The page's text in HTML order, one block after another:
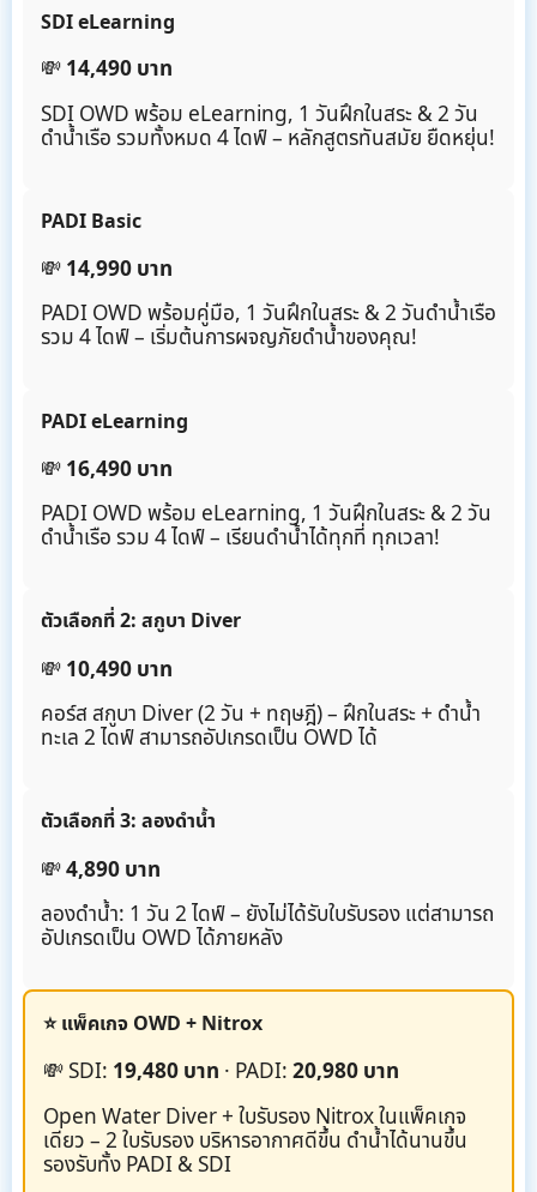
SDI eLearning
💸14,490 บาท
SDI OWD พร้อม eLearning, 1 วันฝึกในสระ & 2 วัน
ดำน้ำเรือ รวมทั้งหมด 4 ไดฟ์ – หลักสูตรทันสมัย ยืดหยุ่น!
PADI Basic
💸14,990 บาท
PADI OWD พร้อมคู่มือ, 1 วันฝึกในสระ & 2 วันดำน้ำเรือ
รวม 4 ไดฟ์ – เริ่มต้นการผจญภัยดำน้ำของคุณ!
PADI eLearning
💸16,490 บาท
PADI OWD พร้อม eLearning, 1 วันฝึกในสระ & 2 วัน
ดำน้ำเรือ รวม 4 ไดฟ์ – เรียนดำน้ำได้ทุกที่ ทุกเวลา!
ตัวเลือกที่ 2: สกูบา Diver
💸10,490 บาท
คอร์ส สกูบา Diver (2 วัน + ทฤษฎี) – ฝึกในสระ + ดำน้ำ
ทะเล 2 ไดฟ์ สามารถอัปเกรดเป็น OWD ได้
ตัวเลือกที่ 3: ลองดำน้ำ
💸4,890 บาท
ลองดำน้ำ: 1 วัน 2 ไดฟ์ – ยังไม่ได้รับใบรับรอง แต่สามารถ
อัปเกรดเป็น OWD ได้ภายหลัง
⭐ แพ็คเกจ OWD + Nitrox
💸 SDI: 19,480 บาท · PADI:20,980 บาท
Open Water Diver + ใบรับรอง Nitrox ในแพ็คเกจ
เดียว – 2 ใบรับรอง บริหารอากาศดีขึ้น ดำน้ำได้นานขึ้น
รองรับทั้ง PADI & SDI